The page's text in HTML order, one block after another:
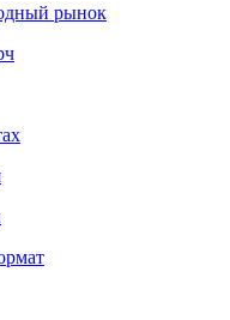
рынок